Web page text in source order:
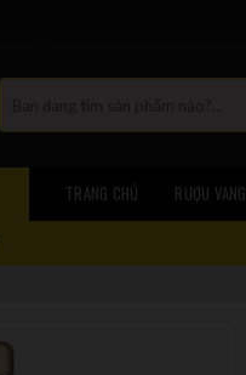
TRANG CHỦ RƯỢU VANG